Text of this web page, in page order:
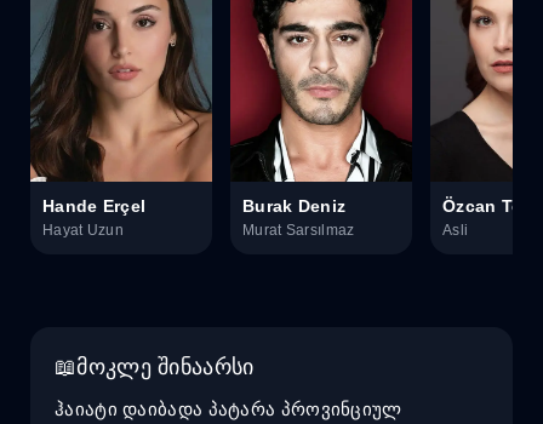
Hande Erçel
Hayat Uzun
Burak Deniz
Murat Sarsılmaz
Özcan
Asli
მოკლე შინაარსი
ჰაიატი დაიბადა პატარა პროვინციულ